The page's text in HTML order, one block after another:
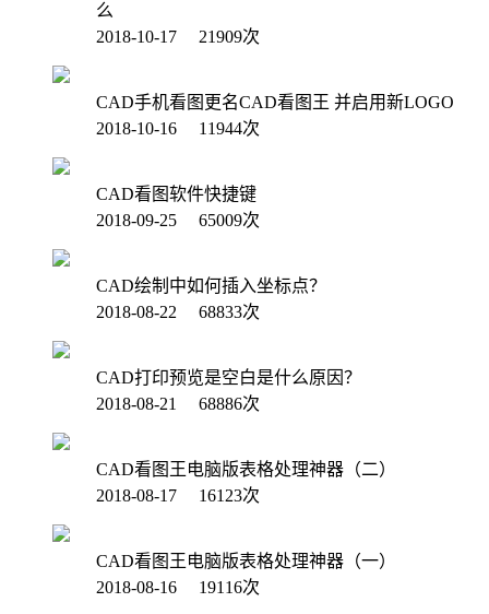
么
2018-10-17 21909次
CAD手机看图更名CAD看图王 并启用新LOGO
2018-10-16 11944次
CAD看图软件快捷键
2018-09-25 65009次
CAD绘制中如何插入坐标点？
2018-08-22 68833次
CAD打印预览是空白是什么原因？
2018-08-21 68886次
CAD看图王电脑版表格处理神器（二）
2018-08-17 16123次
CAD看图王电脑版表格处理神器（一）
2018-08-16 19116次